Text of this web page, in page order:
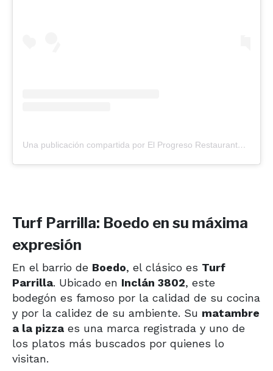
Una publicación compartida por El Progreso Restaurante (@elprogresorestaurante)
Turf Parrilla: Boedo en su máxima
expresión
En el barrio de Boedo, el clásico es Turf
Parrilla. Ubicado en Inclán 3802, este
bodegón es famoso por la calidad de su cocina
y por la calidez de su ambiente. Su matambre
a la pizza es una marca registrada y uno de
los platos más buscados por quienes lo
visitan.